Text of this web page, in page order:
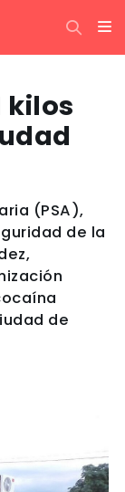
kilos
(PSA),
de la
de